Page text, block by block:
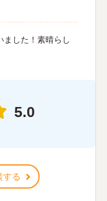
ました！素晴らし
5.0
する